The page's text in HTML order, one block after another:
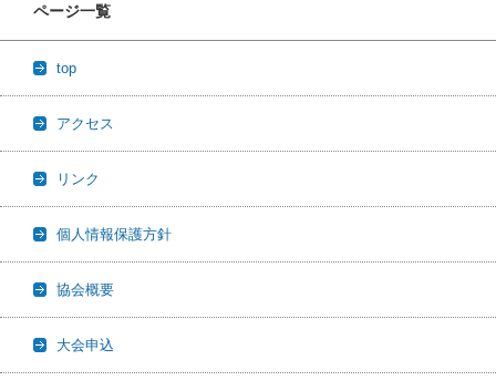
ページ一覧
top
アクセス
リンク
個人情報保護方針
協会概要
大会申込